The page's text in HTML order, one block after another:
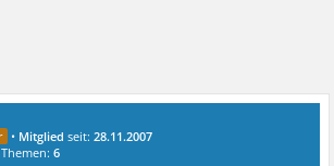
• Mitglied seit:28.11.2007
Themen:6